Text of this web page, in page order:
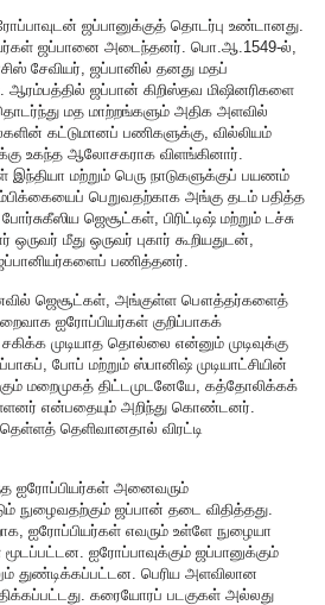
ஜப்பானுக்குத் தொடர்பு உண்டானது.
ஜப்பானை அடைந்தனர். பொ.ஆ.1549-ல்,
சேவியர், ஜப்பானில் தனது மதப்
ஜப்பான் கிறிஸ்தவ மிஷினரிகளை
மத மாற்றங்களும் அதிக அளவில்
கட்டுமானப் பணிகளுக்கு, வில்லியம்
உகந்த ஆலோசகராக விளங்கினார்.
மற்றும் பெரு நாடுகளுக்குப் பயணம்
பெறுவதற்காக அங்கு தடம் பதித்த
ஜெசூட்கள், பிரிட்டிஷ் மற்றும் டச்சு
மீது ஒருவர் புகார் கூறியதுடன்,
பணித்தனர்.
ஜெசூட்கள், அங்குள்ள பௌத்தர்களைத்
ஐரோப்பியர்கள் குறிப்பாகக்
முடியாத தொல்லை என்னும் முடிவுக்கு
போப் மற்றும் ஸ்பானிஷ் முடியாட்சியின்
மறைமுகத் திட்டமுடனேயே, கத்தோலிக்கக்
என்பதையும் அறிந்து கொண்டனர்.
தெளிவானதால் விரட்டி
ஐரோப்பியர்கள் அனைவரும்
நுழைவதற்கும் ஜப்பான் தடை விதித்தது.
ஐரோப்பியர்கள் எவரும் உள்ளே நுழையா
ஐரோப்பாவுக்கும் ஜப்பானுக்கும்
துண்டிக்கப்பட்டன. பெரிய அளவிலான
கரையோரப் படகுகள் அல்லது